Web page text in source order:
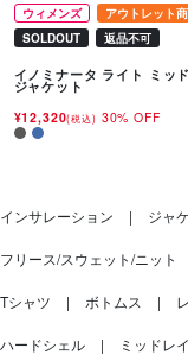
ウィメンズ
アウトレット
SOLDOUT
返品不可
イノミナータ ライト ミッ
ジャケット
¥12,320(税込) 30% OFF
インサレーション ジャ
フリース/スウェット/ニット
Tシャツ ボトムス
ハードシェル ミッドレ